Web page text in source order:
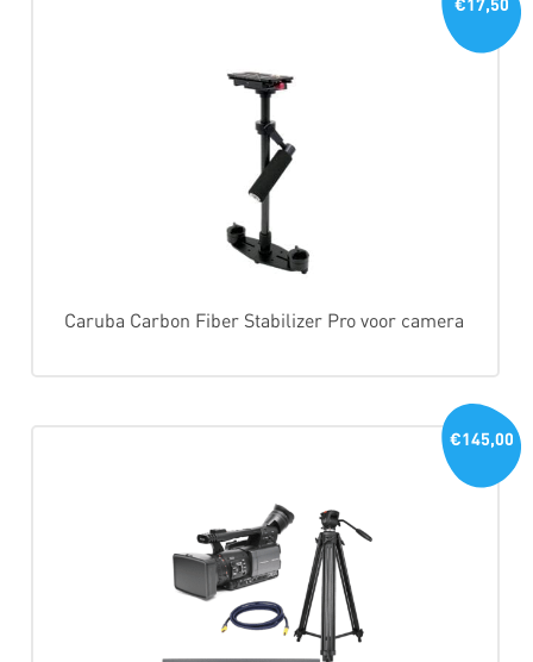
Caruba Carbon Fiber Stabilizer Pro voor camera
€17,50
€145,00